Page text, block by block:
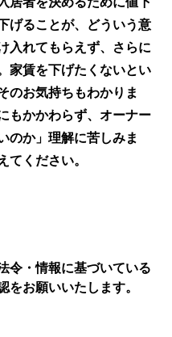
げることが、どういう意
入れてもらえず、さらに
家賃を下げたくないとい
のお気持ちもわかりま
もかかわらず、オーナー
のか」理解に苦しみま
てください。
令・情報に基づいている
をお願いいたします。